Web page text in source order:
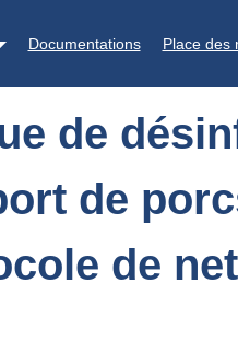
Documentations Place des
automatisée de
de
de
de